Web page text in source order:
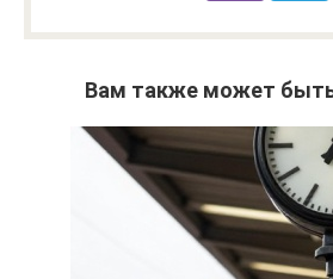
Вам также может быть